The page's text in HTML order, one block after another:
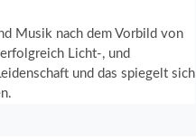
Musik nach dem Vorbild von
Licht-, und
und das spiegelt sich